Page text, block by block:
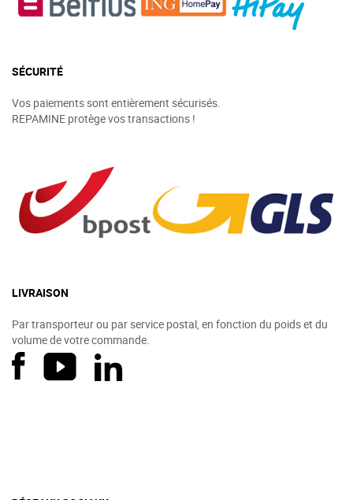
SÉCURITÉ
Vos paiements sont entièrement sécurisés.
REPAMINE protège vos transactions !
LIVRAISON
Par transporteur ou par service postal, en fonction du poids et du
volume de votre commande.